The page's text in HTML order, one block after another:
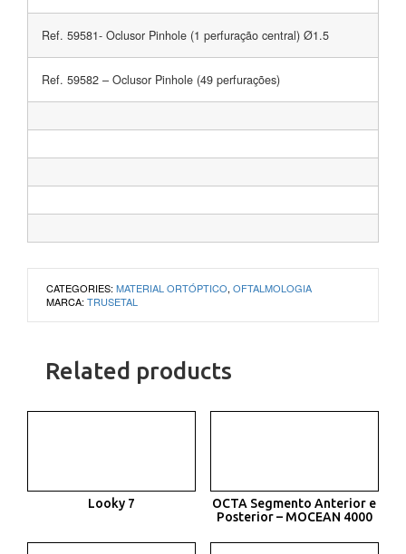
Ref. 59581- Oclusor Pinhole (1 perfuração central) Ø1.5
Ref. 59582 – Oclusor Pinhole (49 perfurações)
CATEGORIES: MATERIAL ORTÓPTICO, OFTALMOLOGIA
MARCA: TRUSETAL
Related products
Looky 7
OCTA Segmento Anterior e
Posterior – MOCEAN 4000